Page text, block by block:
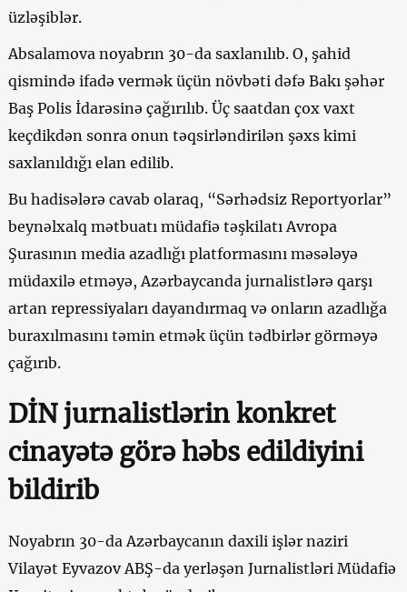
üzləşiblər.
Absalamova noyabrın 30-da saxlanılıb. O, şahid
qismində ifadə vermək üçün növbəti dəfə Bakı şəhər
Baş Polis İdarəsinə çağırılıb. Üç saatdan çox vaxt
keçdikdən sonra onun təqsirləndirilən şəxs kimi
saxlanıldığı elan edilib.
Bu hadisələrə cavab olaraq, “Sərhədsiz Reportyorlar”
beynəlxalq mətbuatı müdafiə təşkilatı Avropa
Şurasının media azadlığı platformasını məsələyə
müdaxilə etməyə, Azərbaycanda jurnalistlərə qarşı
artan repressiyaları dayandırmaq və onların azadlığa
buraxılmasını təmin etmək üçün tədbirlər görməyə
çağırıb.
DİN jurnalistlərin konkret
cinayətə görə həbs edildiyini
bildirib
Noyabrın 30-da Azərbaycanın daxili işlər naziri
Vilayət Eyvazov ABŞ-da yerləşən Jurnalistləri Müdafiə